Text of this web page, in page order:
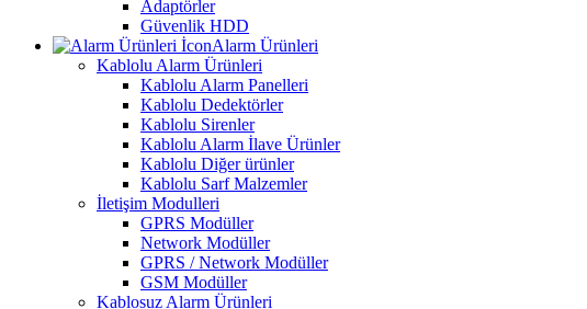
Adaptörler
Güvenlik HDD
Alarm Ürünleri
Kablolu Alarm Ürünleri
Kablolu Alarm Panelleri
Kablolu Dedektörler
Kablolu Sirenler
Kablolu Alarm İlave Ürünler
Kablolu Diğer ürünler
Kablolu Sarf Malzemler
İletişim Modulleri
GPRS Modüller
Network Modüller
GPRS / Network Modüller
GSM Modüller
Kablosuz Alarm Ürünleri